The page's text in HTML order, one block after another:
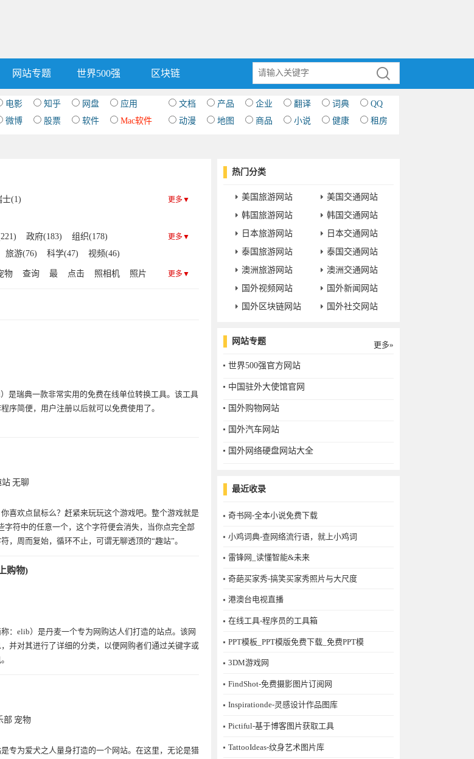
网站专题 世界500强 区块链
电影 知乎 网盘 应用 文档 产品 企业 翻译 词典
QQ
微博 股票 软件 Mac软件 动漫 地图 商品 小说 健康 租房
士(1) 更多▼
政府(183)
组织(178)
旅游(76) 科学(47)
视频(46)
文化(39) 明星(38)
其他(36)
更多▼
物 查询 最 点击 照相机
照片
更多▼
是瑞典一款非常实用的免费在线单位转换工具。该工具
序简便，用户注册以后就可以免费使用了。
站 无聊
喜欢点鼠标么？赶紧来玩玩这个游戏吧。整个游戏就是
字符中的任意一个，这个字符便会消失，当你点完全部
，周而复始，循环不止，可谓无聊透顶的“趣站”。
购物)
：elib）是丹麦一个专为网购达人们打造的站点。该网
并对其进行了详细的分类，以便网购者们通过关键字或
部 宠物
专为爱犬之人量身打造的一个网站。在这里，无论是猎
热门分类
美国旅游网站
美国交通网站
韩国旅游网站
韩国交通网站
日本旅游网站
日本交通网站
泰国旅游网站
泰国交通网站
澳洲旅游网站
澳洲交通网站
国外视频网站
国外新闻网站
国外区块链网站
国外社交网站
网站专题 更多»
世界500强官方网站
中国驻外大使馆官网
国外购物网站
国外汽车网站
国外网络硬盘网站大全
最近收录
奇书网-全本小说免费下载
小鸡词典-查网络流行语，就上小鸡词
雷锋网_读懂智能&未来
奇葩买家秀-搞笑买家秀照片与大尺度
港澳台电视直播
在线工具-程序员的工具箱
PPT模板_PPT模版免费下载_免费PPT模
3DM游戏网
FindShot-免费摄影图片订阅网
Inspirationde-灵感设计作品图库
Pictiful-基于博客图片获取工具
TattooIdeas-纹身艺术图片库